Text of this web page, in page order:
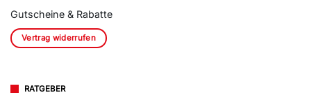
Gutscheine & Rabatte
Vertrag widerrufen
RATGEBER